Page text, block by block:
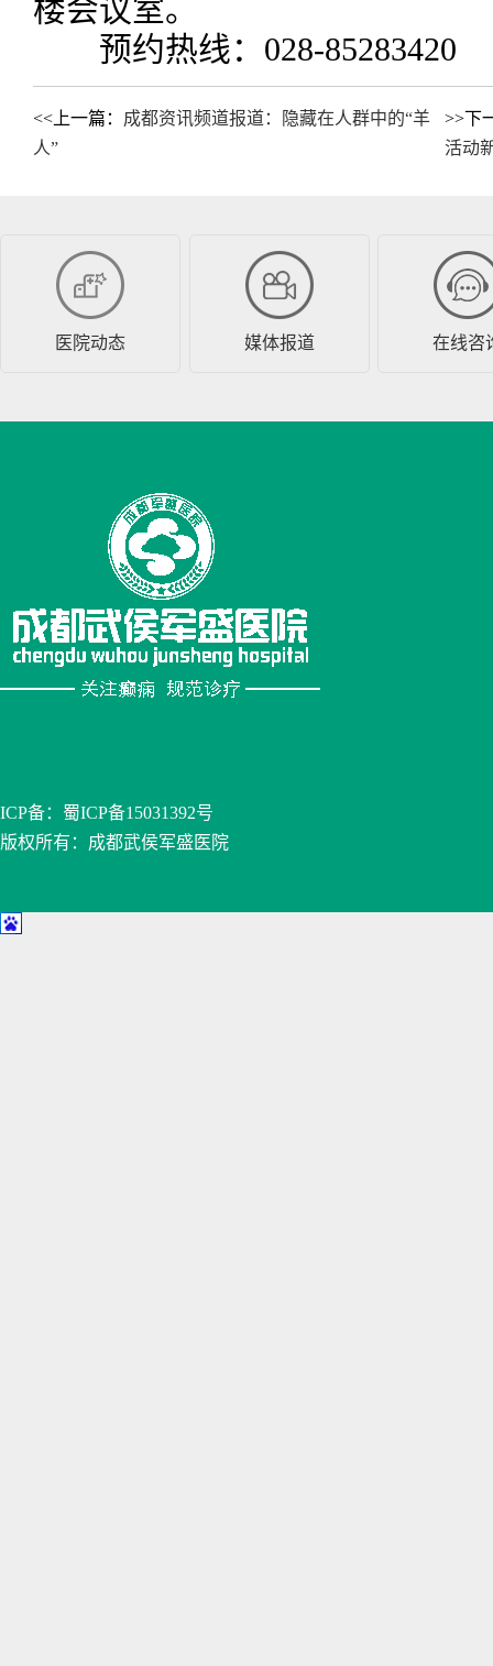
楼会议室。
预约热线：028-85283420
<<上一篇： 成都资讯频道报道：隐藏在人群中的“羊
人”
>>下
活动
医院动态 媒体报道 在线咨
ICP备： 蜀ICP备15031392号
版权所有：成都武侯军盛医院